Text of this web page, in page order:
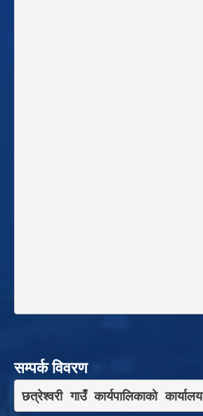
सम्पर्क विवरण
छत्रेश्वरी गाउँ कार्यपालिकाकाे कार्यालय